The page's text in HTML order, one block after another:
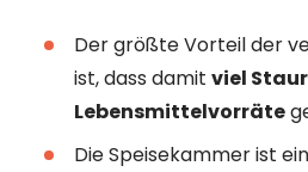
Der größte Vorteil der
ist, dass damit viel
Lebensmittelvorräte
Die Speisekammer ist